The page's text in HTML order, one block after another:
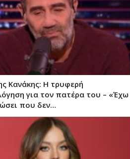
Κανάκης: Η τρυφερή
για τον πατέρα του – «Έχω
που δεν…